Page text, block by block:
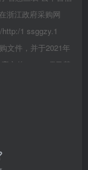
浙江政府采购网
1 ssggzy.1
文件，并于2021年
文件。一、项目基
规格描述：详见招
招标文件“第二章
资格要求1.满足